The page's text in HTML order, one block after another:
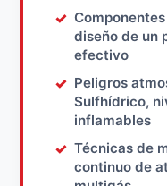
diseño de un
efectivo
Peligros
Sulfhídrico,
inflamables
Técnicas de
continuo de